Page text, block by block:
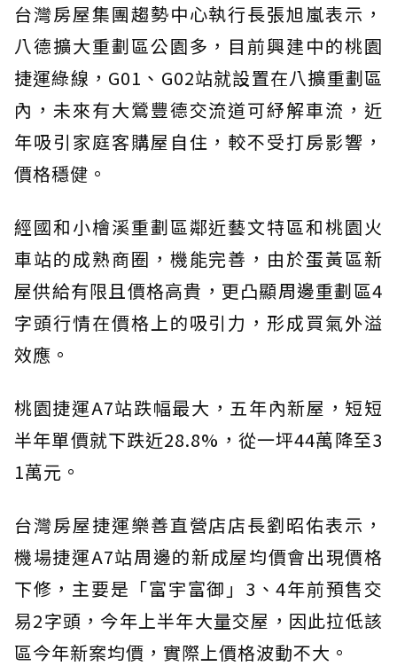
台灣房屋集團趨勢中心執行長張旭嵐表示，
八德擴大重劃區公園多，目前興建中的桃園
捷運綠線，G01、G02站就設置在八擴重劃區
內，未來有大鶯豐德交流道可紓解車流，近
年吸引家庭客購屋自住，較不受打房影響，
價格穩健。
經國和小檜溪重劃區鄰近藝文特區和桃園火
車站的成熟商圈，機能完善，由於蛋黃區新
屋供給有限且價格高貴，更凸顯周邊重劃區4
字頭行情在價格上的吸引力，形成買氣外溢
效應。
桃園捷運A7站跌幅最大，五年內新屋，短短
半年單價就下跌近28.8%，從一坪44萬降至3
1萬元。
台灣房屋捷運樂善直營店店長劉昭佑表示，
機場捷運A7站周邊的新成屋均價會出現價格
下修，主要是「富宇富御」3、4年前預售交
易2字頭，今年上半年大量交屋，因此拉低該
區今年新案均價，實際上價格波動不大。